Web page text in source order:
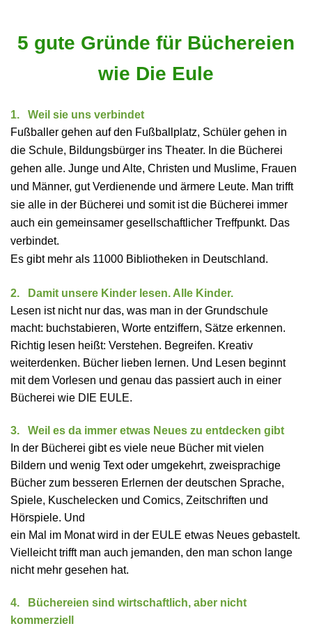
5 gute Gründe für Büchereien
wie Die Eule
1. Weil sie uns verbindet
Fußballer gehen auf den Fußballplatz, Schüler gehen in
die Schule, Bildungsbürger ins Theater. In die Bücherei
gehen alle. Junge und Alte, Christen und Muslime, Frauen
und Männer, gut Verdienende und ärmere Leute. Man trifft
sie alle in der Bücherei und somit ist die Bücherei immer
auch ein gemeinsamer gesellschaftlicher Treffpunkt. Das
verbindet.
Es gibt mehr als 11000 Bibliotheken in Deutschland.
2. Damit unsere Kinder lesen. Alle Kinder.
Lesen ist nicht nur das, was man in der Grundschule
macht: buchstabieren, Worte entziffern, Sätze erkennen.
Richtig lesen heißt: Verstehen. Begreifen. Kreativ
weiterdenken. Bücher lieben lernen. Und Lesen beginnt
mit dem Vorlesen und genau das passiert auch in einer
Bücherei wie DIE EULE.
3. Weil es da immer etwas Neues zu entdecken gibt
In der Bücherei gibt es viele neue Bücher mit vielen
Bildern und wenig Text oder umgekehrt, zweisprachige
Bücher zum besseren Erlernen der deutschen Sprache,
Spiele, Kuschelecken und Comics, Zeitschriften und
Hörspiele. Und
ein Mal im Monat wird in der EULE etwas Neues gebastelt.
Vielleicht trifft man auch jemanden, den man schon lange
nicht mehr gesehen hat.
4. Büchereien sind wirtschaftlich, aber nicht
kommerziell